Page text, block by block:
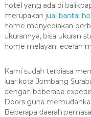
hotel yang ada di
merupakan jual bantal
home menyediakan
ukurannya, bisa ukuran
home melayani eceran
Kami sudah terbiasa
luar kota Jombang
dengan beberapa
Doors guna
Beberapa daerah